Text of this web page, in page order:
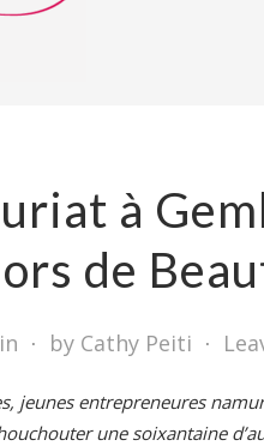
à
de
⋅ by Cathy Peiti ⋅
jeunes entrepreneures
une soixantaine